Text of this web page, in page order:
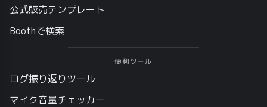
公式販売テンプレート
Boothで検索
便利ツール
ログ振り返りツール
マイク音量チェッカー